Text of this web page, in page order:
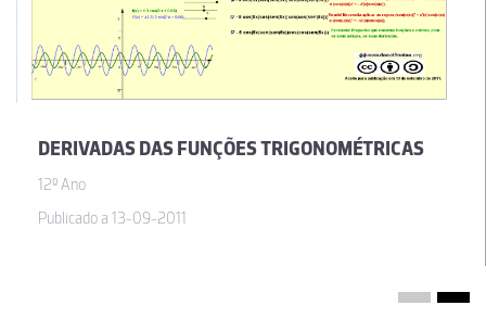
DERIVADAS DAS FUNÇÕES TRIGONOMÉTRICAS
12º Ano
Publicado a 13-09-2011